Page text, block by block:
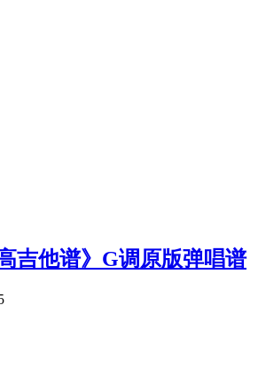
吉他谱》G调原版弹唱谱